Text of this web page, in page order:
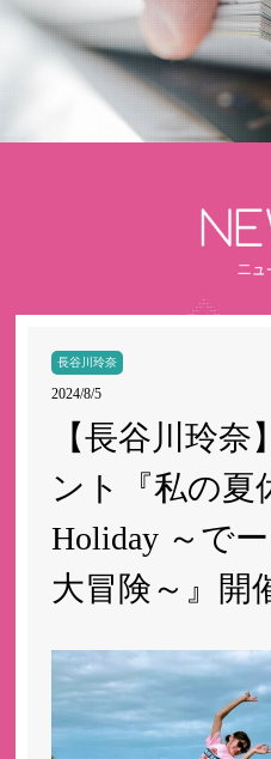
長谷川玲奈
2024/8/5
【長谷川玲
ント『私の夏
Holiday ～で
大冒険～』開